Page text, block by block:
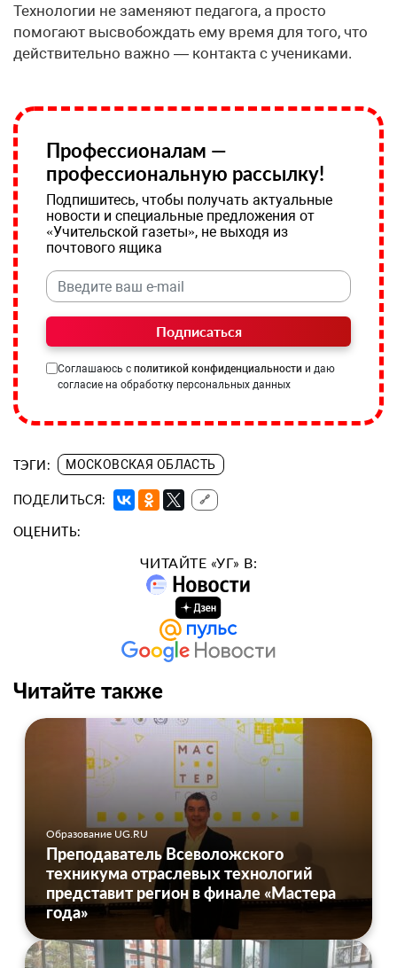
Технологии не заменяют педагога, а просто
помогают высвобождать ему время для того, что
действительно важно — контакта с учениками.
Профессионалам —
профессиональную рассылку!
Подпишитесь, чтобы получать актуальные
новости и специальные предложения от
«Учительской газеты», не выходя из
почтового ящика
Подписаться
Соглашаюсь с политикой конфиденциальности и даю
согласие на обработку персональных данных
ТЭГИ: МОСКОВСКАЯ ОБЛАСТЬ
ПОДЕЛИТЬСЯ: 🔗
ОЦЕНИТЬ:
ЧИТАЙТЕ «УГ» В:
Читайте также
Образование UG.RU
Преподаватель Всеволожского
техникума отраслевых технологий
представит регион в финале «Мастера
года»